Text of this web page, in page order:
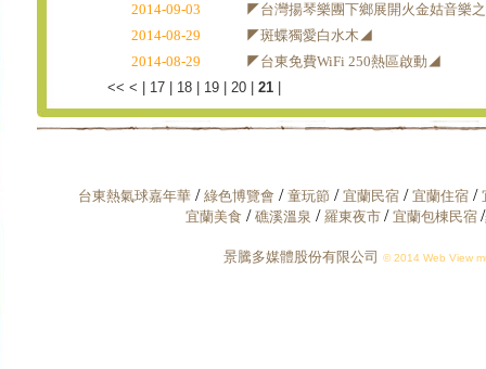
2014-09-03
◤台灣揚琴樂團下鄉展開火金姑音樂
2014-08-29
◤斑蝶獨愛白水木◢
2014-08-29
◤台東免費WiFi 250熱區啟動◢
<<< 17 18 19 |20 |21
台東熱氣球嘉年華 / 綠色博覽會 / 童玩節 / 宜蘭民宿 / 宜蘭住宿 /
宜蘭美食 / 礁溪溫泉 / 羅東夜市 / 宜蘭包棟民宿 /
景騰多媒體股份有限公司 © 2014 Web View